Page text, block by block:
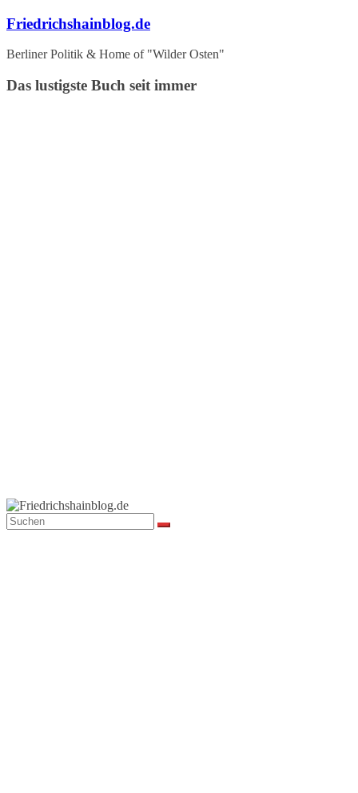
Zum
springen
Friedrichshainblog.de
Berliner Politik & Home of "Wilder Osten"
Das lustigste Buch seit immer